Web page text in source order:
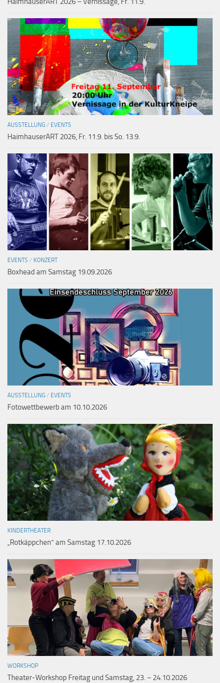
AUSSTELLUNG / EVENTS
HaimhauserART 2026, Fr. 11.9. bis So. 13.9.
EVENTS / KONZERT
Boxhead am Samstag 19.09.2026
AUSSTELLUNG / EVENTS
Fotowettbewerb am 10.10.2026
KINDERTHEATER
„Rotkäppchen“ am Samstag 17.10.2026
WORKSHOP
Theater-Workshop Freitag und Samstag, 23. – 24.10.2026